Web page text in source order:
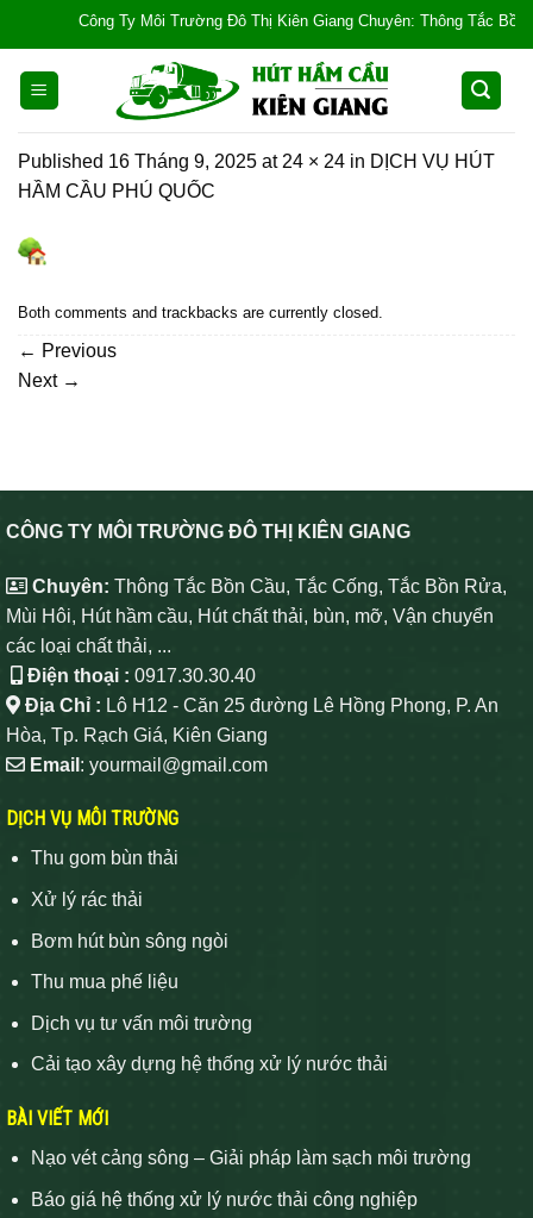
content
Công Ty Môi Trường Đô Thị Kiên Giang Chuyên: Thông Tắc Bồn
Published 16 Tháng 9, 2025 at 24 × 24 in DỊCH VỤ HÚT
HẦM CẦU PHÚ QUỐC
Both comments and trackbacks are currently closed.
← Previous
Next →
CÔNG TY MÔI TRƯỜNG ĐÔ THỊ KIÊN GIANG
Chuyên: Thông Tắc Bồn Cầu, Tắc Cống, Tắc Bồn Rửa,
Mùi Hôi, Hút hầm cầu, Hút chất thải, bùn, mỡ, Vận chuyển
các loại chất thải, ...
Điện thoại : 0917.30.30.40
Địa Chỉ : Lô H12 - Căn 25 đường Lê Hồng Phong, P. An
Hòa, Tp. Rạch Giá, Kiên Giang
Email : yourmail@gmail.com
DỊCH VỤ MÔI TRƯỜNG
Thu gom bùn thải
Xử lý rác thải
Bơm hút bùn sông ngòi
Thu mua phế liệu
Dịch vụ tư vấn môi trường
Cải tạo xây dựng hệ thống xử lý nước thải
BÀI VIẾT MỚI
Nạo vét cảng sông – Giải pháp làm sạch môi trường
Báo giá hệ thống xử lý nước thải công nghiệp